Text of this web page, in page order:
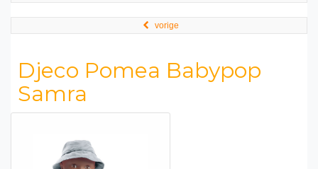
vorige
Djeco Pomea Babypop
Samra